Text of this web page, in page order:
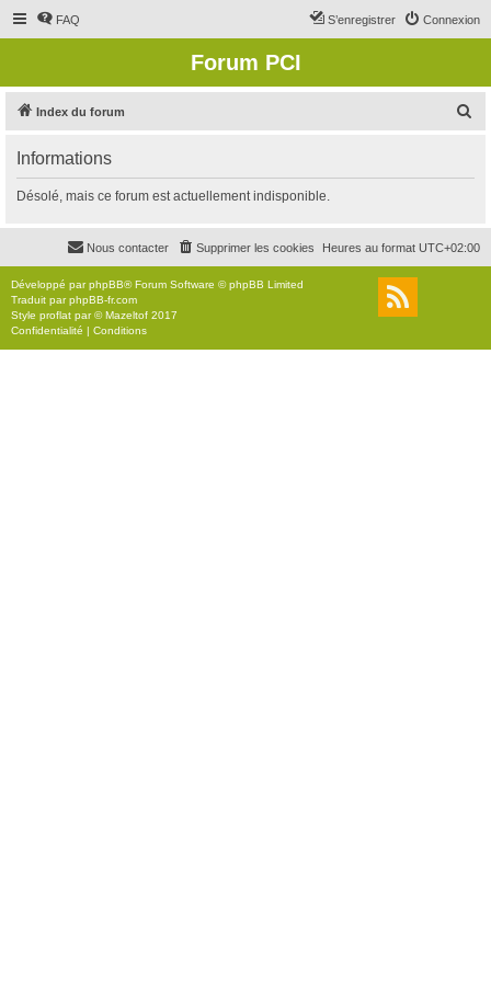
FAQ Connexion
S’enregistrer
Forum PCI
Index du forum
r
c
r
Informations
Désolé, mais ce forum est actuellement indisponible.
Heures au format UTC+02:00
Supprimer les cookies
Nous contacter
Développé parphpBB® Forum Software © phpBB Limited
Traduit parphpBB-fr.com
Style proflat par ©Mazeltof 2017
Confidentialité | Conditions